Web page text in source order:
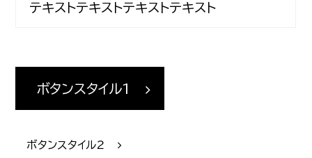
テキストテキストテキストテキスト
ボタンスタイル1
ボタンスタイル2